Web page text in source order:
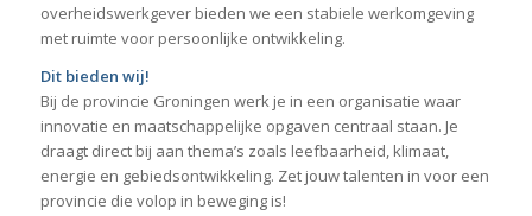
overheidswerkgever bieden we een stabiele werkomgeving
met ruimte voor persoonlijke ontwikkeling.
Dit bieden wij!
Bij de provincie Groningen werk je in een organisatie waar
innovatie en maatschappelijke opgaven centraal staan. Je
draagt direct bij aan thema’s zoals leefbaarheid, klimaat,
energie en gebiedsontwikkeling. Zet jouw talenten in voor een
provincie die volop in beweging is!